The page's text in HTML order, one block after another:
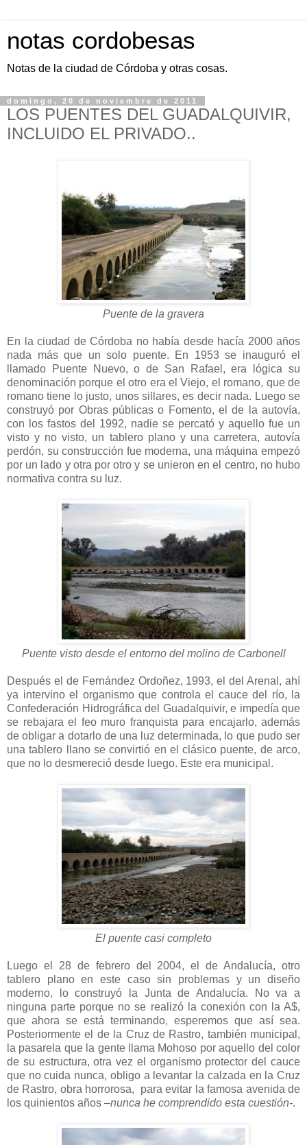
notas cordobesas
Notas de la ciudad de Córdoba y otras cosas.
domingo, 20 de noviembre de 2011
LOS PUENTES DEL GUADALQUIVIR,
INCLUIDO EL PRIVADO..
Puente de la gravera
En la ciudad de Córdoba no había desde hacía 2000 años
nada más que un solo puente. En 1953 se inauguró el
llamado Puente Nuevo, o de San Rafael, era lógica su
denominación porque el otro era el Viejo, el romano, que de
romano tiene lo justo, unos sillares, es decir nada. Luego se
construyó por Obras públicas o Fomento, el de la autovía,
con los fastos del 1992, nadie se percató y aquello fue un
visto y no visto, un tablero plano y una carretera, autovía
perdón, su construcción fue moderna, una máquina empezó
por un lado y otra por otro y se unieron en el centro, no hubo
normativa contra su luz.
Puente visto desde el entorno del molino de Carbonell
Después el de Fernández Ordoñez, 1993, el del Arenal, ahí
ya intervino el organismo que controla el cauce del río, la
Confederación Hidrográfica del Guadalquivir, e impedía que
se rebajara el feo muro franquista para encajarlo, además
de obligar a dotarlo de una luz determinada, lo que pudo ser
una tablero llano se convirtió en el clásico puente, de arco,
que no lo desmereció desde luego. Este era municipal.
El puente casi completo
Luego el 28 de febrero del 2004, el de Andalucía, otro
tablero plano en este caso sin problemas y un diseño
moderno, lo construyó la Junta de Andalucía. No va a
ninguna parte porque no se realizó la conexión con la A$,
que ahora se está terminando, esperemos que así sea.
Posteriormente el de la Cruz de Rastro, también municipal,
la pasarela que la gente llama Mohoso por aquello del color
de su estructura, otra vez el organismo protector del cauce
que no cuida nunca, obligo a levantar la calzada en la Cruz
de Rastro, obra horrorosa, para evitar la famosa avenida de
los quinientos años –nunca he comprendido esta cuestión-.